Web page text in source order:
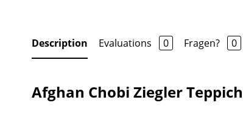
Description Evaluations 0 Fragen? 0
Afghan Chobi Ziegler Teppich